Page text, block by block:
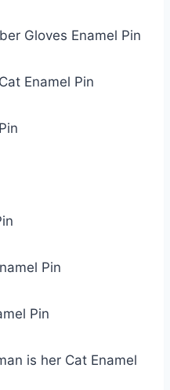
Gloves Enamel Pin
Enamel Pin
Pin
Pin
is her Cat Enamel